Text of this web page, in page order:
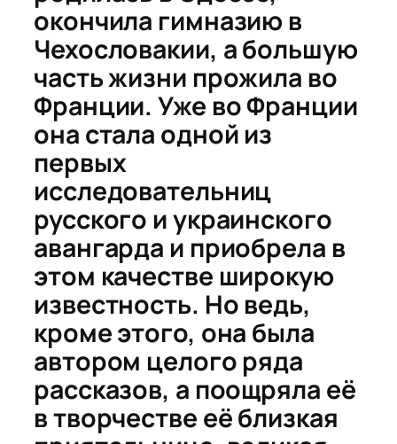
окончила гимназию в
Чехословакии, а большую
часть жизни прожила во
Франции. Уже во Франции
она стала одной из
первых
исследовательниц
русского и украинского
авангарда и приобрела в
этом качестве широкую
известность. Но ведь,
кроме этого, она была
автором целого ряда
рассказов, а поощряла её
в творчестве её близкая